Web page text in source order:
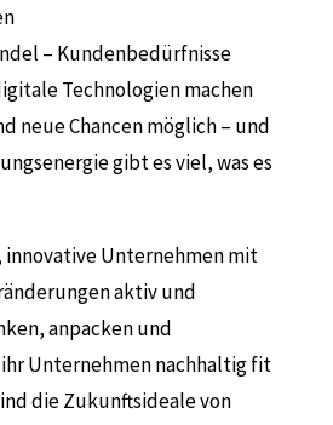
– Kundenbedürfnisse
Technologien machen
neue Chancen möglich – und
gibt es viel, was es
innovative Unternehmen mit
aktiv und
anpacken und
Unternehmen nachhaltig fit
die Zukunftsideale von